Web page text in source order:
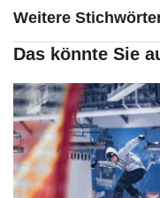
Weitere
Das könnte Sie